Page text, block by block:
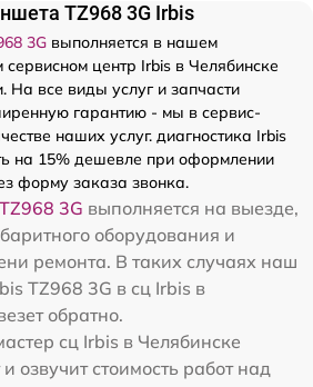
TZ968 3G Irbis
3G выполняется в нашем
центр Irbis в Челябинске
На все виды услуг и запчасти
гарантию - мы в сервис-
наших услуг. диагностика Irbis
на 15% дешевле при оформлении
форму заказа звонка.
3G выполняется на выезде,
оборудования и
ремонта. В таких случаях наш
TZ968 3G в сц Irbis в
обратно.
сц Irbis в Челябинске
озвучит стоимость работ над